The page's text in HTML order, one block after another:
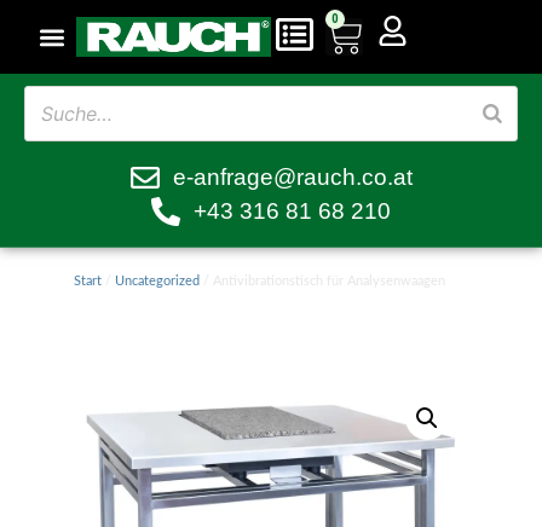
0
e-anfrage@rauch.co.at
+43 316 81 68 210
Start/ Uncategorized / Antivibrationstisch für Analysenwaagen